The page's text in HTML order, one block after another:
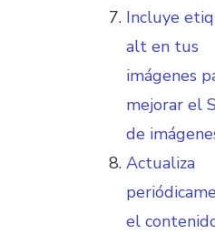
Incluye
alt en tus
imágenes
mejorar el
de
Actualiza
el